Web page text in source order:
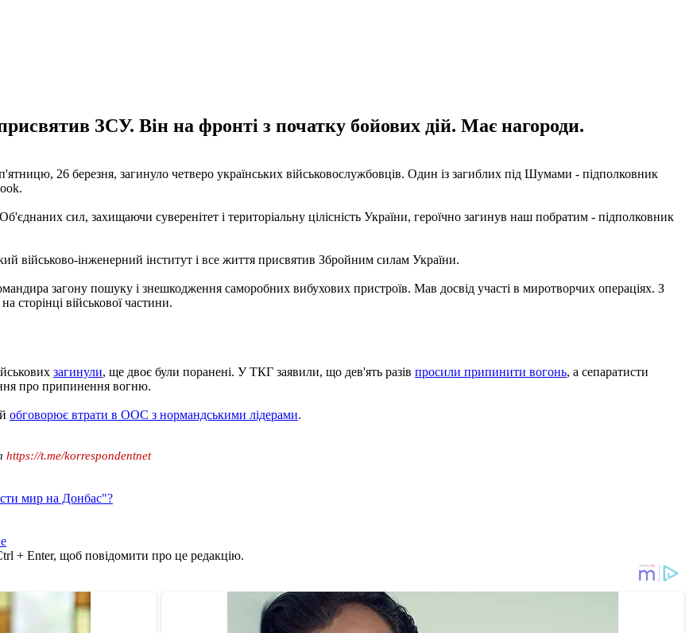
ЗСУ. Він на фронті з початку бойових дій. Має нагороди.
26 березня, загинуло четверо українських військовослужбовців. Один із загиблих під Шумами - підполковник
сил, захищаючи суверенітет і територіальну цілісність України, героїчно загинув наш побратим - підполковник
військово-інженерний інститут і все життя присвятив Збройним силам України.
загону пошуку і знешкодження саморобних вибухових пристроїв. Мав досвід участі в миротворчих операціях. З
військової частини.
загинули, ще двоє були поранені. У ТКГ заявили, що дев'ять разів просили припинити вогонь, а сепаратисти
про припинення вогню.
обговорює втрати в ООС з нормандськими лідерами.
https://t.me/korrespondentnet
мир на Донбас"?
+ Enter, щоб повідомити про це редакцію.